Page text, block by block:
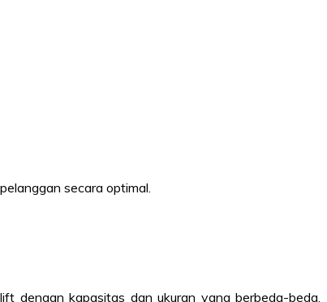
secara optimal.
dengan kapasitas dan ukuran yang berbeda-beda.